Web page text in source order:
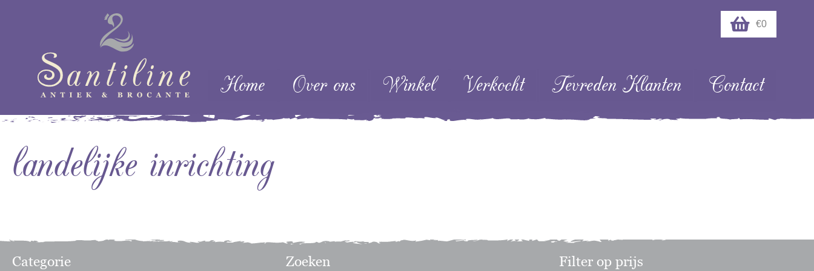
€0
Menu
Skip naar content
Home Over ons Winkel Verkocht Tevreden Klanten Contact
landelijke inrichting
Categorie Zoeken Filter op prijs